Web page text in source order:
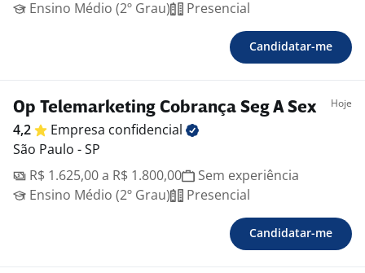
Ensino Médio (2º Grau)
Presencial
Candidatar-me
Op Telemarketing Cobrança Seg A Sex Hoje
4,2 Empresa confidencial
São Paulo - SP
R$ 1.625,00 a R$ 1.800,00
Sem experiência
Ensino Médio (2º Grau)
Presencial
Candidatar-me